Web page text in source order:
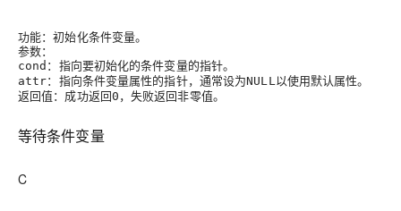
功能：初始化条件变量。
参数：
cond ：指向要初始化的条件变量的指针。
attr：指向条件变量属性的指针，通常设为NULL 以使用默认属性。
返回值：成功返回0 ，失败返回非零值。
等待条件变量
C